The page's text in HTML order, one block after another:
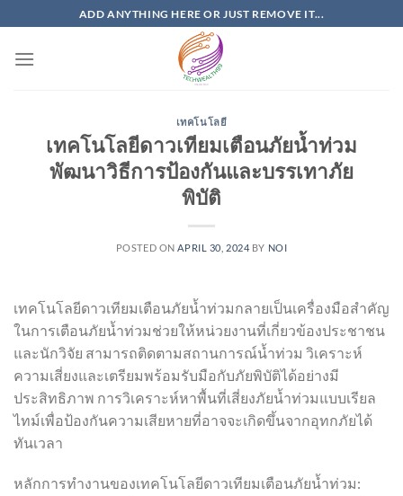
to
content
ADD ANYTHING HERE OR JUST REMOVE IT...
เทคโนโลยี
เทคโนโลยีดาวเทียมเตือนภัยน้ำท่วม
พัฒนาวิธีการป้องกันและบรรเทาภัย
พิบัติ
POSTED ON APRIL 30, 2024 BY NOI
เทคโนโลยีดาวเทียมเตือนภัยน้ำท่วมกลายเป็นเครื่องมือสำคัญ
ในการเตือนภัยน้ำท่วมช่วยให้หน่วยงานที่เกี่ยวข้องประชาชน
และนักวิจัย สามารถติดตามสถานการณ์น้ำท่วม วิเคราะห์
ความเสี่ยงและเตรียมพร้อมรับมือกับภัยพิบัติได้อย่างมี
ประสิทธิภาพ การวิเคราะห์หาพื้นที่เสี่ยงภัยน้ำท่วมแบบเรียล
ไทม์เพื่อป้องกันความเสียหายที่อาจจะเกิดขึ้นจากอุทกภัยได้
ทันเวลา
หลักการทำงานของเทคโนโลยีดาวเทียมเตือนภัยน้ำท่วม: